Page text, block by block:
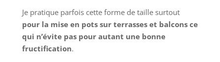
Je pratique parfois cette forme de taille surtout
pour la mise en pots sur terrasses et balcons ce
qui n’évite pas pour autant une bonne
fructification.